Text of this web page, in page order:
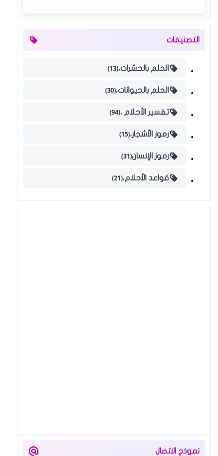
التصنيفات
الحلم بالحشرات،(13)
الحلم بالحيوانات،(30)
تفسير الأحلام ،(94)
رموز الأشجار،(15)
رموز الإنسان(31)
قواعد الأحلام،(21)
نموذج الاتصال